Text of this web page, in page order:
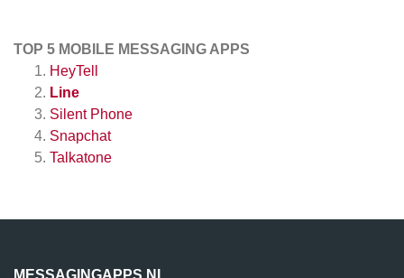
TOP 5 MOBILE MESSAGING APPS
HeyTell
Line
Silent Phone
Snapchat
Talkatone